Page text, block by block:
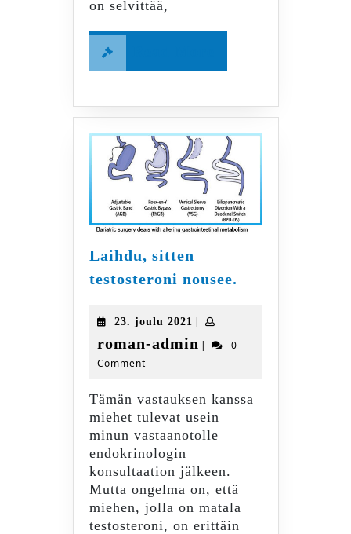
on selvittää,
More
Laihdu, sitten
testosteroni nousee.
23. joulu 2021 23.
2021
|
roman-admin roman-
|
0
Comment
Tämän vastauksen kanssa
miehet tulevat usein
minun vastaanotolle
endokrinologin
konsultaation jälkeen.
Mutta ongelma on, että
miehen, jolla on matala
testosteroni, on erittäin